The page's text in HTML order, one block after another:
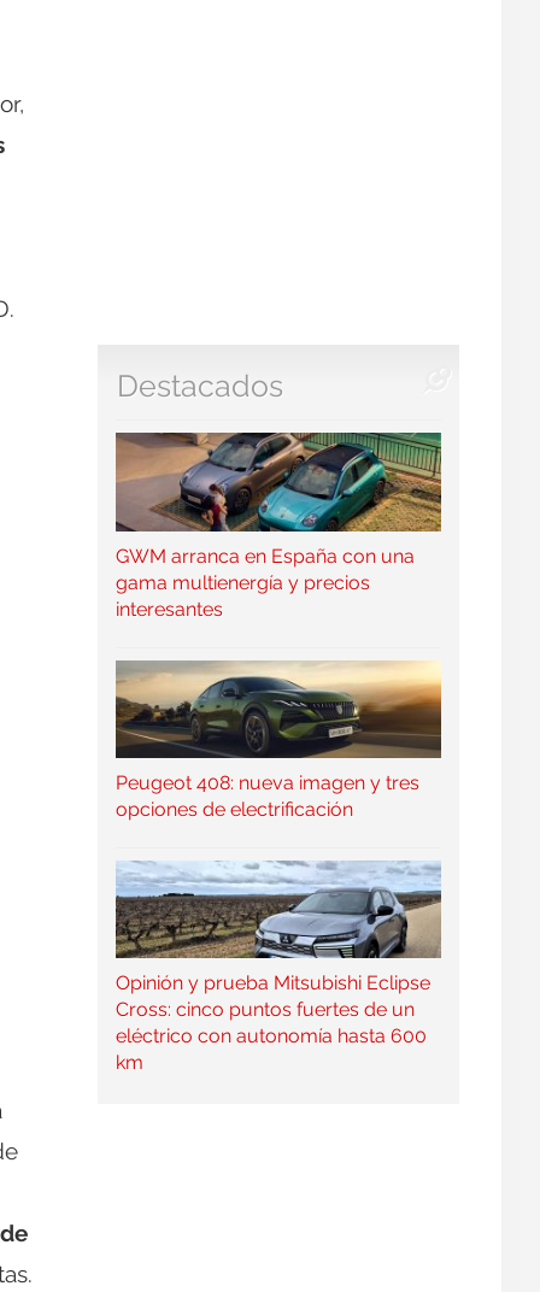
Destacados
GWM arranca en España con una
gama multienergía y precios
interesantes
Peugeot 408: nueva imagen y tres
opciones de electrificación
Opinión y prueba Mitsubishi Eclipse
Cross: cinco puntos fuertes de un
eléctrico con autonomía hasta 600
km